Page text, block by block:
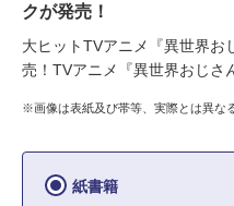
クが発売！
大ヒットTVアニメ『異世界お
売！TVアニメ『異世界おじさ
※画像は表紙及び帯等、実際とは異な
紙書籍